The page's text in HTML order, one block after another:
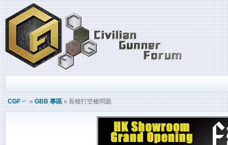
CGF »GBB 專區» 長槍打空槍問題